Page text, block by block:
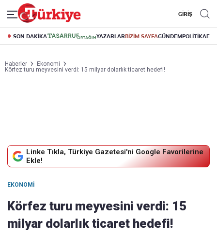
GİRİŞ
SON DAKİKA YAZARLARBİZİM SAYFAGÜNDEMPOLİTİKA
Haberler
Ekonomi
Körfez turu meyvesini verdi: 15 milyar dolarlık ticaret hedefi!
Linke Tıkla, Türkiye Gazetesi'ni Google Favorilerine
Ekle!
EKONOMI
Körfez turu meyvesini verdi: 15
milyar dolarlık ticaret hedefi!